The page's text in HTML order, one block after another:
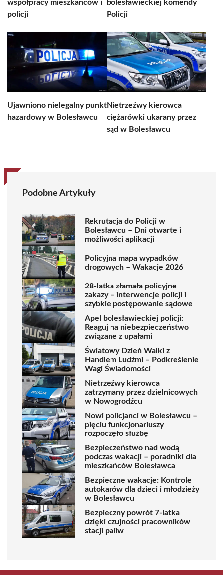
współpracy mieszkańców i
policji
bolesławieckiej komendy
Policji
Ujawniono nielegalny punkt
hazardowy w Bolesławcu
Nietrzeźwy kierowca
ciężarówki ukarany przez
sąd w Bolesławcu
Podobne Artykuły
Rekrutacja do Policji w
Bolesławcu – Dni otwarte i
możliwości aplikacji
Policyjna mapa wypadków
drogowych – Wakacje 2026
28-latka złamała policyjne
zakazy – interwencje policji i
szybkie postępowanie sądowe
Apel bolesławieckiej policji:
Reaguj na niebezpieczeństwo
związane z upałami
Światowy Dzień Walki z
Handlem Ludźmi – Podkreślenie
Wagi Świadomości
Nietrzeźwy kierowca
zatrzymany przez dzielnicowych
w Nowogrodźcu
Nowi policjanci w Bolesławcu –
pięciu funkcjonariuszy
rozpoczęło służbę
Bezpieczeństwo nad wodą
podczas wakacji – poradniki dla
mieszkańców Bolesławca
Bezpieczne wakacje: Kontrole
autokarów dla dzieci i młodzieży
w Bolesławcu
Bezpieczny powrót 7-latka
dzięki czujności pracowników
stacji paliw